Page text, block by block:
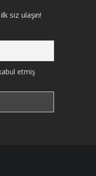
siz ulaşın!
etmiş